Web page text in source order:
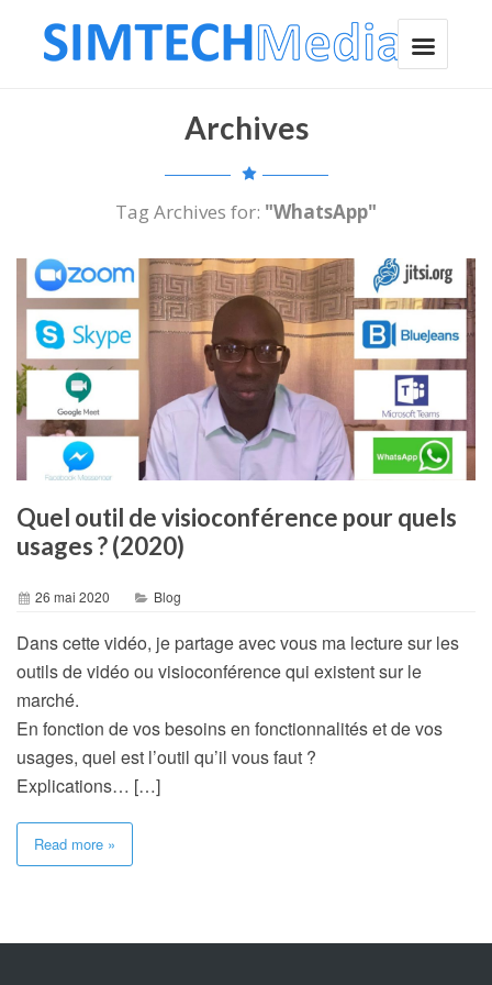
Archives
Tag Archives for: "WhatsApp"
Quel outil de visioconférence pour quels
usages ? (2020)
26 mai 2020 Blog
Dans cette vidéo, je partage avec vous ma lecture sur les
outils de vidéo ou visioconférence qui existent sur le
marché.
En fonction de vos besoins en fonctionnalités et de vos
usages, quel est l’outil qu’il vous faut ?
Explications… […]
Read more »